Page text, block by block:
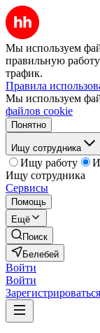
Мы используем
правильную
трафик.
Правила
Мы используем
файлов cookie
Понятно
Ищу сотрудника
Ищу работу
Ищу сотрудника
Сервисы
Помощь
Ещё
Поиск
Белебей
Войти
Войти
Зарегистрироваться